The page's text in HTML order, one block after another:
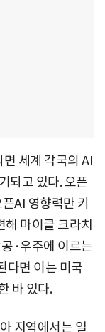
세계 각국의 AI
되고 있다. 오픈
AI 영향력만 키
마이클 크라치
·우주에 이르는
다면 이는 미국
바 있다.
지역에서는 일